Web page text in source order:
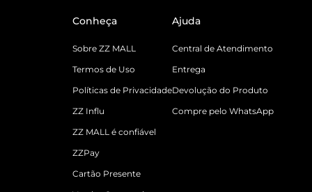
Conheça
Sobre ZZ MALL
Termos de Uso
Políticas de Privacidade
ZZ Influ
ZZ MALL é confiável
ZZPay
Cartão Presente
Ajuda
Central de Atendimento
Entrega
Devolução do Produto
Compre pelo WhatsApp